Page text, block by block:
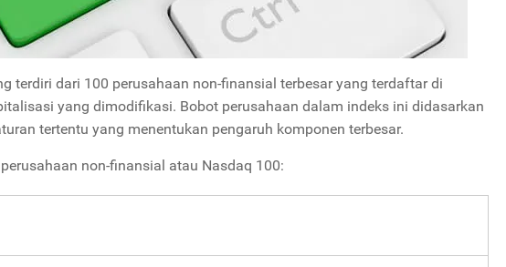
terdiri dari 100 perusahaan non-finansial terbesar yang terdaftar di
yang dimodifikasi. Bobot perusahaan dalam indeks ini didasarkan
tertentu yang menentukan pengaruh komponen terbesar.
non-finansial atau Nasdaq 100: